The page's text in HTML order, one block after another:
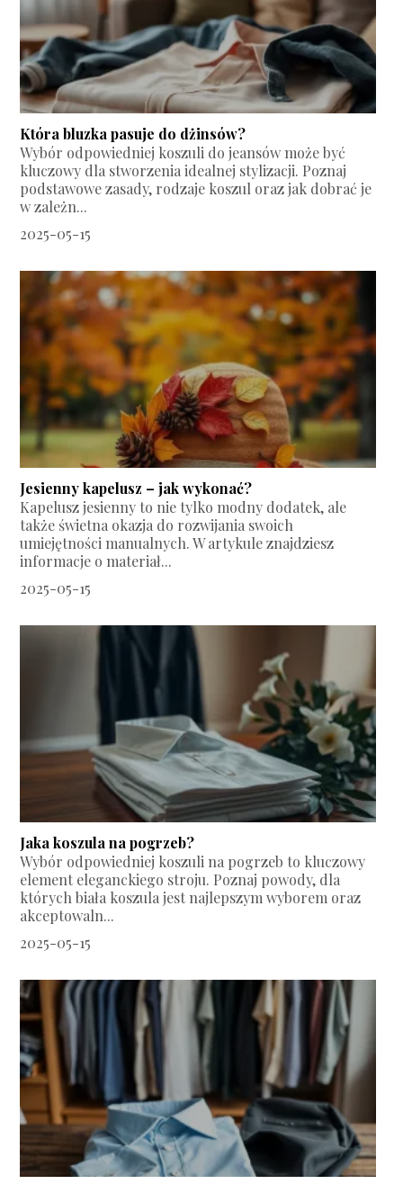
Która bluzka pasuje do dżinsów?
Wybór odpowiedniej koszuli do jeansów może być
kluczowy dla stworzenia idealnej stylizacji. Poznaj
podstawowe zasady, rodzaje koszul oraz jak dobrać je
w zależn...
2025-05-15
Jesienny kapelusz – jak wykonać?
Kapelusz jesienny to nie tylko modny dodatek, ale
także świetna okazja do rozwijania swoich
umiejętności manualnych. W artykule znajdziesz
informacje o materiał...
2025-05-15
Jaka koszula na pogrzeb?
Wybór odpowiedniej koszuli na pogrzeb to kluczowy
element eleganckiego stroju. Poznaj powody, dla
których biała koszula jest najlepszym wyborem oraz
akceptowaln...
2025-05-15